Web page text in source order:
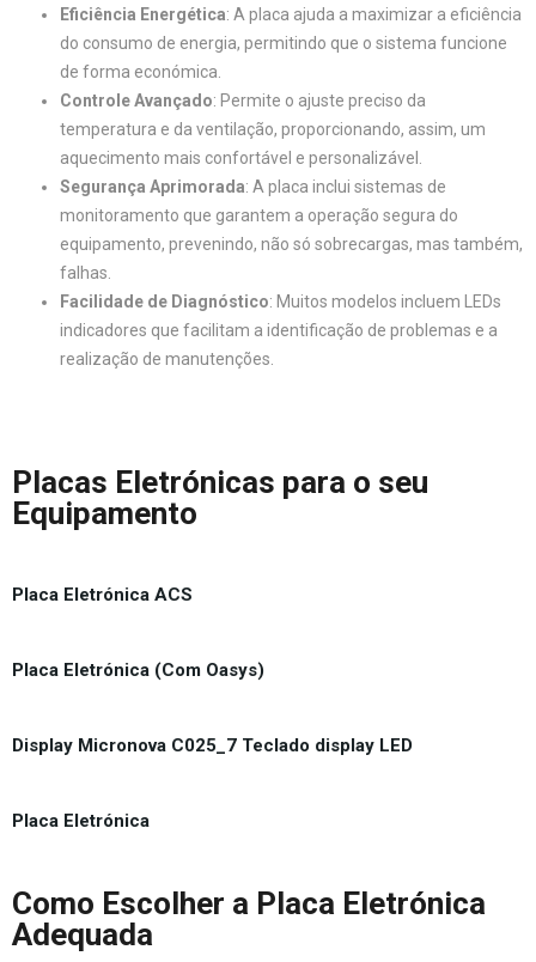
Eficiência Energética: A placa ajuda a maximizar a eficiência
do consumo de energia, permitindo que o sistema funcione
de forma económica.
Controle Avançado: Permite o ajuste preciso da
temperatura e da ventilação, proporcionando, assim, um
aquecimento mais confortável e personalizável.
Segurança Aprimorada: A placa inclui sistemas de
monitoramento que garantem a operação segura do
equipamento, prevenindo, não só sobrecargas, mas também,
falhas.
Facilidade de Diagnóstico: Muitos modelos incluem LEDs
indicadores que facilitam a identificação de problemas e a
realização de manutenções.
Placas Eletrónicas para o seu
Equipamento
Placa Eletrónica ACS
Placa Eletrónica (Com Oasys)
Display Micronova C025_7 Teclado display LED
Placa Eletrónica
Como Escolher a Placa Eletrónica
Adequada